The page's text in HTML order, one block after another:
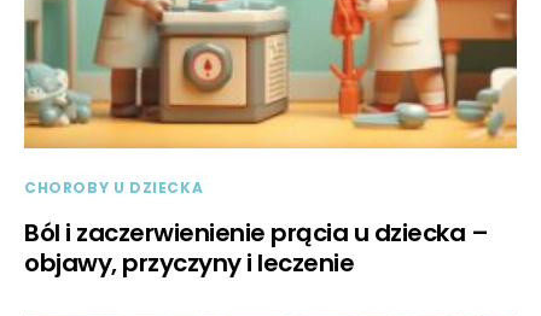
CHOROBY U DZIECKA
Ból i zaczerwienienie prącia u dziecka –
objawy, przyczyny i leczenie